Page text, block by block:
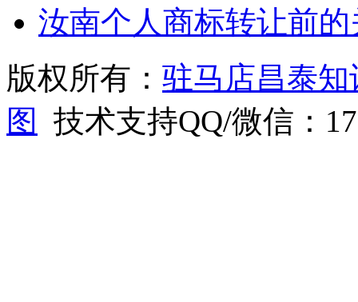
汝南个人商标转让前
版权所有： 驻马店昌泰
图
技术支持QQ/微信：